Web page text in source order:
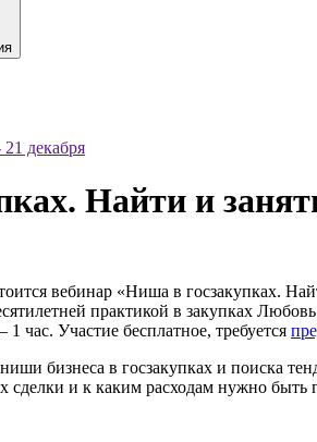
декабря
Найти и
вебинар «Ниша в госзакупках.
практикой в закупках
час. Участие бесплатное, требуется
бизнеса в госзакупках и поиска
сделки и к каким расходам нужно быть